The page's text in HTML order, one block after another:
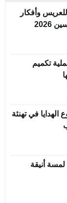
وأفكار
2026
تكميم
الهدايا في تهنئة
لمسة أنيقة